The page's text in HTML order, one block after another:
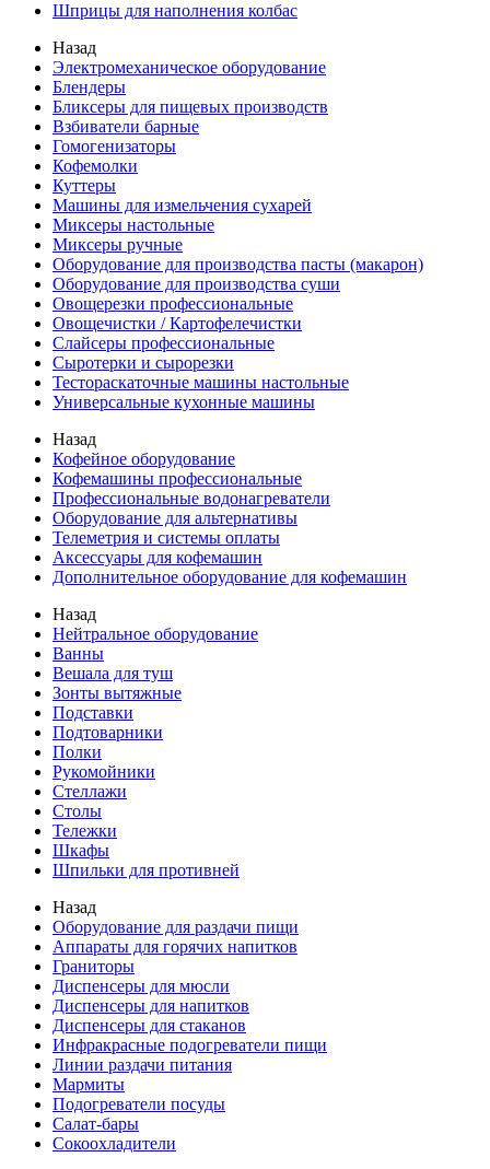
Шприцы для наполнения колбас
Назад
Электромеханическое оборудование
Блендеры
Бликсеры для пищевых производств
Взбиватели барные
Гомогенизаторы
Кофемолки
Куттеры
Машины для измельчения сухарей
Миксеры настольные
Миксеры ручные
Оборудование для производства пасты (макарон)
Оборудование для производства суши
Овощерезки профессиональные
Овощечистки / Картофелечистки
Слайсеры профессиональные
Сыротерки и сырорезки
Тестораскаточные машины настольные
Универсальные кухонные машины
Назад
Кофейное оборудование
Кофемашины профессиональные
Профессиональные водонагреватели
Оборудование для альтернативы
Телеметрия и системы оплаты
Аксессуары для кофемашин
Дополнительное оборудование для кофемашин
Назад
Нейтральное оборудование
Ванны
Вешала для туш
Зонты вытяжные
Подставки
Подтоварники
Полки
Рукомойники
Стеллажи
Столы
Тележки
Шкафы
Шпильки для противней
Назад
Оборудование для раздачи пищи
Аппараты для горячих напитков
Граниторы
Диспенсеры для мюсли
Диспенсеры для напитков
Диспенсеры для стаканов
Инфракрасные подогреватели пищи
Линии раздачи питания
Мармиты
Подогреватели посуды
Салат-бары
Сокоохладители